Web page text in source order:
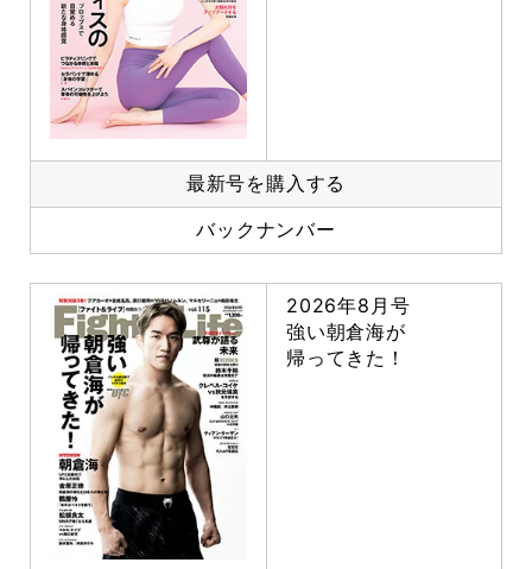
最新号を購入する
バックナンバー
2026年8月号
強い朝倉海が
帰ってきた！